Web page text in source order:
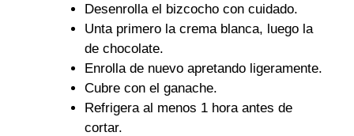
Desenrolla el bizcocho con cuidado.
Unta primero la crema blanca, luego la
de chocolate.
Enrolla de nuevo apretando ligeramente.
Cubre con el ganache.
Refrigera al menos 1 hora antes de
cortar.